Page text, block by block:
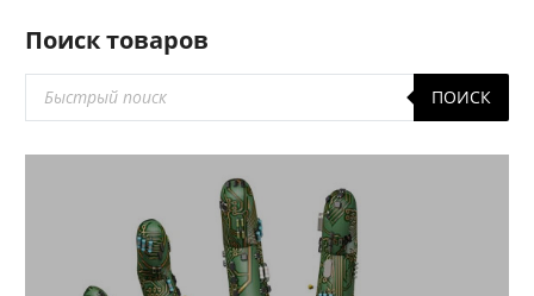
Поиск товаров
товаров
ПОИСК